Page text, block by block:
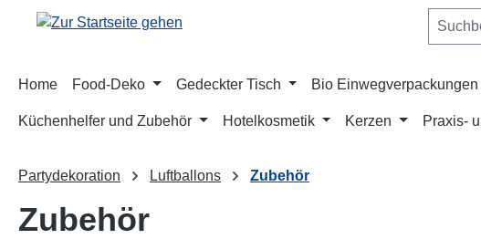
Hauptinhalt springen
Zur Suche springen
Zur Hauptnavigation springen
Home Food-Deko Gedeckter Tisch Bio Einwegverpackungen
Küchenhelfer und Zubehör Hotelkosmetik Kerzen Praxis-
Partydekoration Luftballons Zubehör
Zubehör